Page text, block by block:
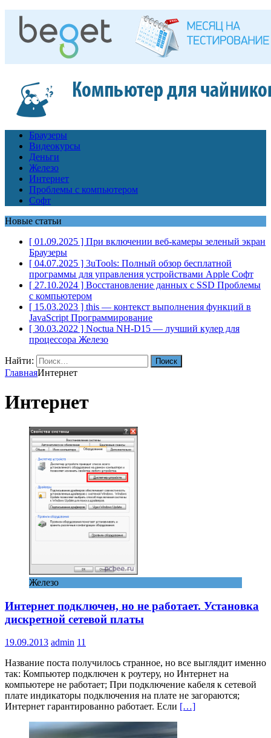
Браузеры
Видеокурсы
Деньги
Железо
Интернет
Проблемы с компьютером
Софт
Новые статьи
[ 01.09.2025 ] При включении веб-камеры зеленый экран
Браузеры
[ 04.07.2025 ] 3uTools: Полный обзор бесплатной
программы для управления устройствами Apple Софт
[ 27.10.2024 ] Восстановление данных с SSD Проблемы
с компьютером
[ 15.03.2023 ] this — контекст выполнения функций в
JavaScript Программирование
[ 30.03.2022 ] Noctua NH-D15 — лучший кулер для
процессора Железо
Найти:
ГлавнаяИнтернет
Интернет
Железо
Интернет подключен, но не работает. Установка
дискретной сетевой платы
19.09.2013 admin 11
Название поста получилось странное, но все выглядит именно
так: Компьютер подключен к роутеру, но Интернет на
компьютере не работает; При подключение кабеля к сетевой
плате индикаторы подключения на плате не загораются;
Интернет гарантированно работает. Если […]